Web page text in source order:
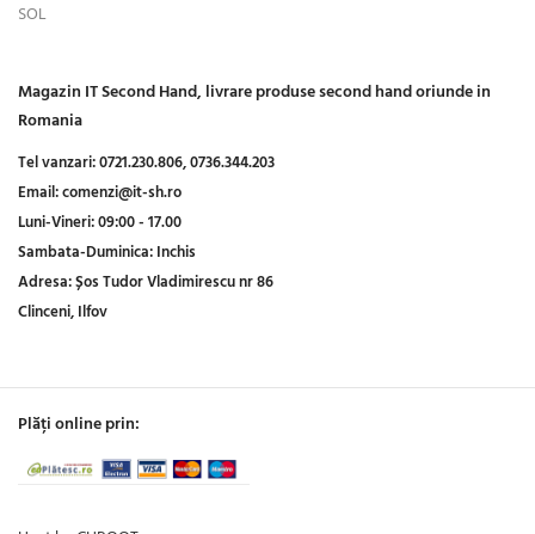
SOL
Magazin IT Second Hand, livrare produse second hand oriunde in
Romania
Tel vanzari:0721.230.806,0736.344.203
Email:comenzi@it-sh.ro
Luni-Vineri:09:00 - 17.00
Sambata-Duminica:Inchis
Adresa:Șos Tudor Vladimirescu nr 86
Clinceni, Ilfov
Plăți online prin: